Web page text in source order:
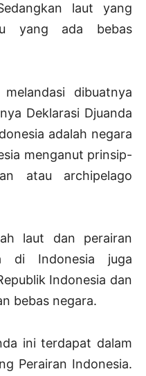
laut yang
yang ada bebas
dibuatnya
Deklarasi Djuanda
adalah negara
menganut prinsip-
atau archipelago
laut dan perairan
di Indonesia juga
Indonesia dan
bebas negara.
ini terdapat dalam
Perairan Indonesia.